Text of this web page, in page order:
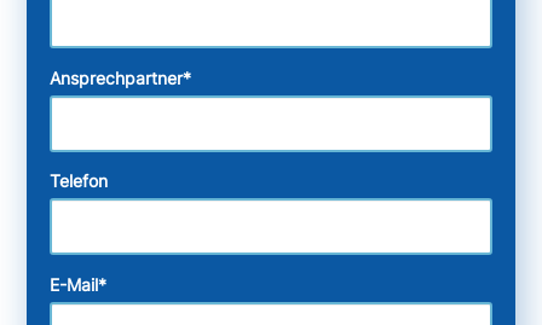
Ansprechpartner*
Telefon
E-Mail*